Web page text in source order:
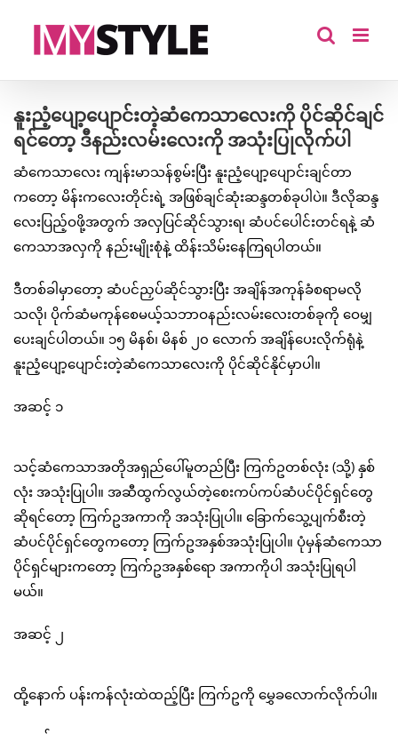
နူးညံ့ပျော့ပျောင်းတဲ့ဆံကေသာလေးကို ပိုင်ဆိုင်ချင်
ရင်တော့ ဒီနည်းလမ်းလေးကို အသုံးပြုလိုက်ပါ
ဆံကေသာလေး ကျန်းမာသန်စွမ်းပြီး နူးညံ့ပျော့ပျောင်းချင်တာ
ကတော့ မိန်းကလေးတိုင်းရဲ့ အဖြစ်ချင်ဆုံးဆန္ဒတစ်ခုပါပဲ။ ဒီလိုဆန္ဒ
လေးပြည့်ဝဖို့အတွက် အလှပြင်ဆိုင်သွားရ၊ ဆံပင်ပေါင်းတင်ရနဲ့ ဆံ
ကေသာအလှကို နည်းမျိုးစုံနဲ့ ထိန်းသိမ်းနေကြရပါတယ်။
ဒီတစ်ခါမှာတော့ ဆံပင်ညှပ်ဆိုင်သွားပြီး အချိန်အကုန်ခံစရာမလို
သလို၊ ပိုက်ဆံမကုန်စေမယ့်သဘာဝနည်းလမ်းလေးတစ်ခုကို ဝေမျှ
ပေးချင်ပါတယ်။ ၁၅ မိနစ်၊ မိနစ် ၂၀ လောက် အချိန်ပေးလိုက်ရုံနဲ့
နူးညံ့ပျော့ပျောင်းတဲ့ဆံကေသာလေးကို ပိုင်ဆိုင်နိုင်မှာပါ။
အဆင့် ၁
သင့်ဆံကေသာအတိုအရှည်ပေါ်မူတည်ပြီး ကြက်ဥတစ်လုံး (သို့) နှစ်
လုံး အသုံးပြုပါ။ အဆီထွက်လွယ်တဲ့စေးကပ်ကပ်ဆံပင်ပိုင်ရှင်တွေ
ဆိုရင်တော့ ကြက်ဥအကာကို အသုံးပြုပါ။ ခြောက်သွေ့ပျက်စီးတဲ့
ဆံပင်ပိုင်ရှင်တွေကတော့ ကြက်ဥအနှစ်အသုံးပြုပါ။ ပုံမှန်ဆံကေသာ
ပိုင်ရှင်များကတော့ ကြက်ဥအနှစ်ရော အကာကိုပါ အသုံးပြုရပါ
မယ်။
အဆင့် ၂
ထို့နောက် ပန်းကန်လုံးထဲထည့်ပြီး ကြက်ဥကို မွှေခလောက်လိုက်ပါ။